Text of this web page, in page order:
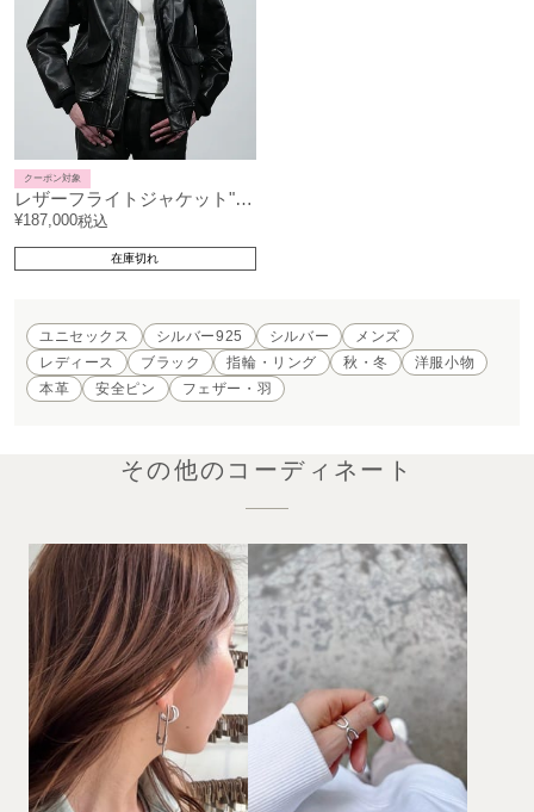
レザーフライトジャケット"AG3"
クーポン対象
¥187,000税込
在庫切れ
ユニセックス シルバー925 シルバー
メンズ
レディース
ブラック 指輪・リング 秋・冬
洋服小物
本革
安全ピン フェザー・羽
その他のコーディネート